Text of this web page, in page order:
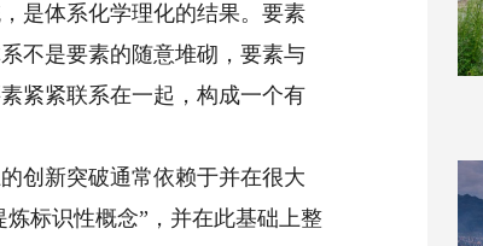
是体系化学理化的结果。要素
不是要素的随意堆砌，要素与
紧紧联系在一起，构成一个有
创新突破通常依赖于并在很大
标识性概念”，并在此基础上整